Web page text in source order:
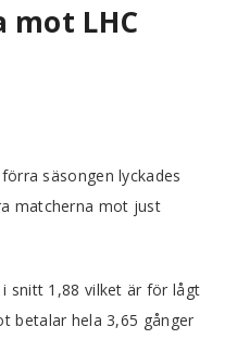
LHC
säsongen lyckades
matcherna mot just
snitt 1,88 vilket är för lågt
betalar hela 3,65 gånger